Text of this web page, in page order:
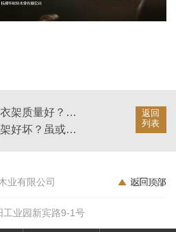
返回
列表
哪个牌子的实木衣架质量好？一个衣架一辈子【华恩】
怎么判断实木衣架好坏？虽或以观之，孰知其源乎【华恩】
业有限公司
工业园新宾路9-1号